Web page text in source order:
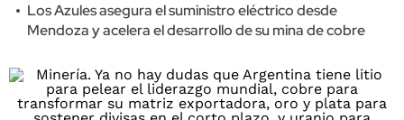
Los Azules asegura el suministro eléctrico desde
Mendoza y acelera el desarrollo de su mina de cobre